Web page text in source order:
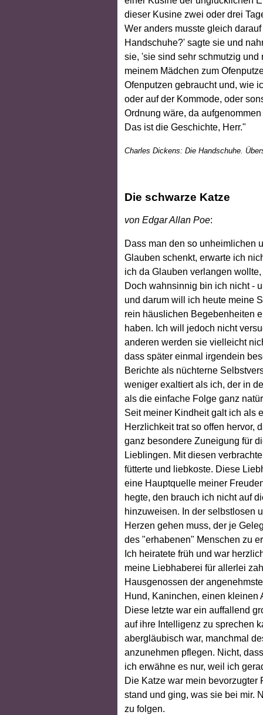
dieser Kusine zwei oder drei
Wer anders musste gleich
Handschuhe?' sagte sie und
sie, 'sie sind sehr schmutzig
meinem Mädchen zum
Ofenputzen gebraucht und, wie
oder auf der Kommode, oder
Ordnung wäre, da
Das ist die Geschichte, Herr."
Charles Dickens: Die Handschuhe.
Die schwarze Katze
von Edgar Allan Poe:
Dass man den so unheimlichen
Glauben schenkt, erwarte ich
ich da Glauben verlangen
Doch wahnsinnig bin ich nicht -
und darum will ich heute meine
rein häuslichen Begebenheiten
haben. Ich will jedoch nicht
anderen werden sie vielleicht
dass später einmal irgendein
Berichte als nüchterne
weniger exaltiert als ich, der in
als die einfache Folge ganz
Seit meiner Kindheit galt ich als
Herzlichkeit trat so offen hervor,
ganz besondere Zuneigung für
Lieblingen. Mit diesen
fütterte und liebkoste. Diese
eine Hauptquelle meiner
hegte, den brauch ich nicht auf
hinzuweisen. In der selbstlosen
Herzen gehen muss, der je
des "erhabenen" Menschen zu
Ich heiratete früh und war
meine Liebhaberei für allerlei
Hausgenossen der
Hund, Kaninchen, einen kleinen
Diese letzte war ein auffallend
auf ihre Intelligenz zu sprechen
abergläubisch war, manchmal
anzunehmen pflegen. Nicht,
ich erwähne es nur, weil ich
Die Katze war mein bevorzugter
stand und ging, was sie bei mir.
zu folgen.